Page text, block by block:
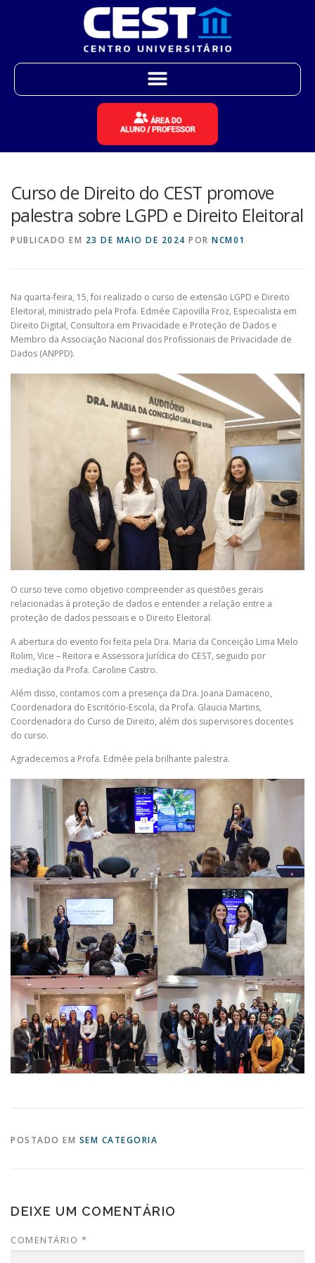
Curso de Direito do CEST promove
palestra sobre LGPD e Direito Eleitoral
PUBLICADO EM 23 DE MAIO DE 2024 POR NCM01
Na quarta-feira, 15, foi realizado o curso de extensão LGPD e Direito
Eleitoral, ministrado pela Profa. Edmée Capovilla Froz, Especialista em
Direito Digital, Consultora em Privacidade e Proteção de Dados e
Membro da Associação Nacional dos Profissionais de Privacidade de
Dados (ANPPD).
O curso teve como objetivo compreender as questões gerais
relacionadas à proteção de dados e entender a relação entre a
proteção de dados pessoais e o Direito Eleitoral.
A abertura do evento foi feita pela Dra. Maria da Conceição Lima Melo
Rolim, Vice – Reitora e Assessora Jurídica do CEST, seguido por
mediação da Profa. Caroline Castro.
Além disso, contamos com a presença da Dra. Joana Damaceno,
Coordenadora do Escritório-Escola, da Profa. Glaucia Martins,
Coordenadora do Curso de Direito, além dos supervisores docentes
do curso.
Agradecemos a Profa. Edmée pela brilhante palestra.
POSTADO EM SEM CATEGORIA
DEIXE UM COMENTÁRIO
COMENTÁRIO *